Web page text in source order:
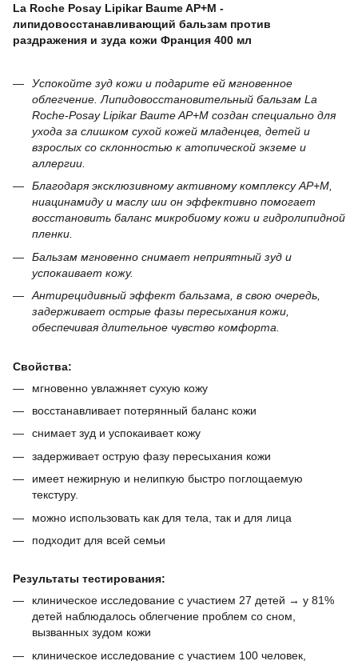
La Roche Posay Lipikar Baume AP+M -
липидовосстанавливающий бальзам против
раздражения и зуда кожи Франция 400 мл
Успокойте зуд кожи и подарите ей мгновенное
облегчение. Липидовосстановительный бальзам La
Roche-Posay Lipikar Baume AP+M создан специально для
ухода за слишком сухой кожей младенцев, детей и
взрослых со склонностью к атопической экземе и
аллергии.
Благодаря эксклюзивному активному комплексу AP+M,
ниацинамиду и маслу ши он эффективно помогает
восстановить баланс микробиому кожи и гидролипидной
пленки.
Бальзам мгновенно снимает неприятный зуд и
успокаивает кожу.
Антирецидивный эффект бальзама, в свою очередь,
задерживает острые фазы пересыхания кожи,
обеспечивая длительное чувство комфорта.
Свойства:
мгновенно увлажняет сухую кожу
восстанавливает потерянный баланс кожи
снимает зуд и успокаивает кожу
задерживает острую фазу пересыхания кожи
имеет нежирную и нелипкую быстро поглощаемую
текстуру.
можно использовать как для тела, так и для лица
подходит для всей семьи
Результаты тестирования:
клиническое исследование с участием 27 детей → у 81%
детей наблюдалось облегчение проблем со сном,
вызванных зудом кожи
клиническое исследование с участием 100 человек,